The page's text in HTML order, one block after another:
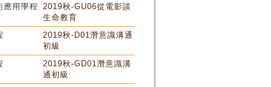
應用學程
2019秋-GU06從電影談
生命教育
2019秋-D01潛意識溝通
初級
2019秋-GD01潛意識溝
通初級